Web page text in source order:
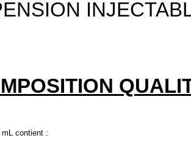
contient :